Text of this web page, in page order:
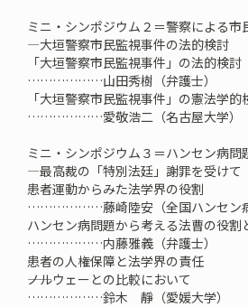
ミニ・シンポジウム２＝警察による
―大垣警察市民監視事件の法的検討
「大垣警察市民監視事件」の法的検討
………………山田秀樹（弁護士）
「大垣警察市民監視事件」の憲法学的
………………愛敬浩二（名古屋大学）
ミニ・シンポジウム３＝ハンセン病問
―最高裁の「特別法廷」謝罪を受けて
患者運動からみた法学界の役割
………………藤崎陸安（全国ハンセン病
ハンセン病問題から考える法曹の役割
………………内藤雅義（弁護士）
患者の人権保障と法学界の責任
――ノルウェーとの比較において
………………鈴木 靜（愛媛大学）